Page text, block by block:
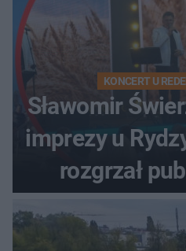
KONCERT U
Sławomir
imprezy u
rozgrzał